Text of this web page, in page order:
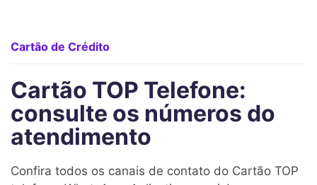
Cartão de Crédito
Cartão TOP Telefone:
consulte os números do
atendimento
Confira todos os canais de contato do Cartão TOP